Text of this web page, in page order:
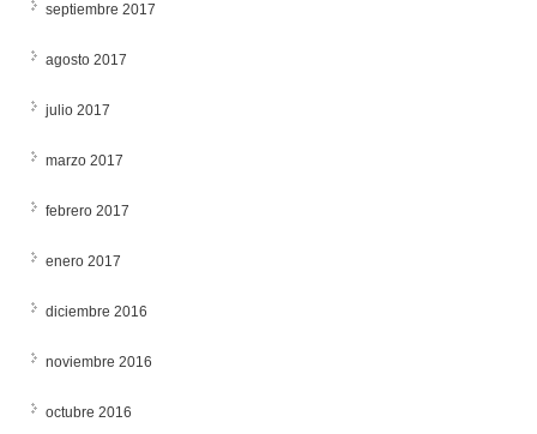
septiembre 2017
agosto 2017
julio 2017
marzo 2017
febrero 2017
enero 2017
diciembre 2016
noviembre 2016
octubre 2016